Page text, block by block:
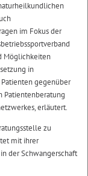
im Fokus der
Möglichkeiten
in
gegenüber
Patientenberatung
erläutert.
zu
mit ihrer
der Schwangerschaft